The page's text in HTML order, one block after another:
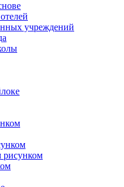
учреждений
рисунком